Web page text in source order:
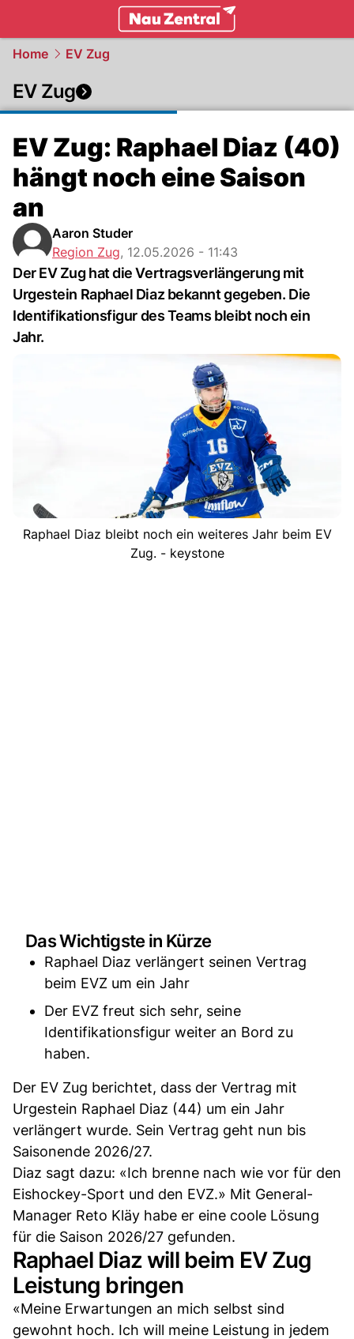
Home EV Zug
EV Zug
EV Zug: Raphael Diaz (40)
hängt noch eine Saison
an
Aaron Studer
Region Zug, 12.05.2026 - 11:43
Der EV Zug hat die Vertragsverlängerung mit
Urgestein Raphael Diaz bekannt gegeben. Die
Identifikationsfigur des Teams bleibt noch ein
Jahr.
Raphael Diaz bleibt noch ein weiteres Jahr beim EV
Zug. - keystone
Das Wichtigste in Kürze
Raphael Diaz verlängert seinen Vertrag
beim EVZ um ein Jahr
Der EVZ freut sich sehr, seine
Identifikationsfigur weiter an Bord zu
haben.
Der EV Zug berichtet, dass der Vertrag mit
Urgestein Raphael Diaz (44) um ein Jahr
verlängert wurde. Sein Vertrag geht nun bis
Saisonende 2026/27.
Diaz sagt dazu: «Ich brenne nach wie vor für den
Eishockey-Sport und den EVZ.» Mit General-
Manager Reto Kläy habe er eine coole Lösung
für die Saison 2026/27 gefunden.
Raphael Diaz will beim EV Zug
Leistung bringen
«Meine Erwartungen an mich selbst sind
gewohnt hoch. Ich will meine Leistung in jedem